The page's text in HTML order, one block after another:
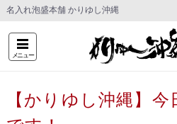
名入れ泡盛本舗 かりゆし沖縄
メニュー
【かりゆし沖縄】今